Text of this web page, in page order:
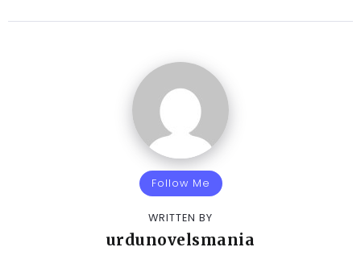
Follow Me
WRITTEN BY
urdunovelsmania